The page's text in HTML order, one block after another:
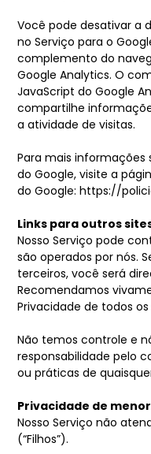
Você pode desativar a
no Serviço para o
complemento do
Google Analytics. O
JavaScript do Google
compartilhe
a atividade de visitas.
Para mais informações
do Google, visite a
do Google: https://
Links para outros
Nosso Serviço pode
são operados por nós.
terceiros, você será
Recomendamos
Privacidade de todos
Não temos controle e
responsabilidade pelo
ou práticas de
Privacidade de
Nosso Serviço não
(“Filhos”).